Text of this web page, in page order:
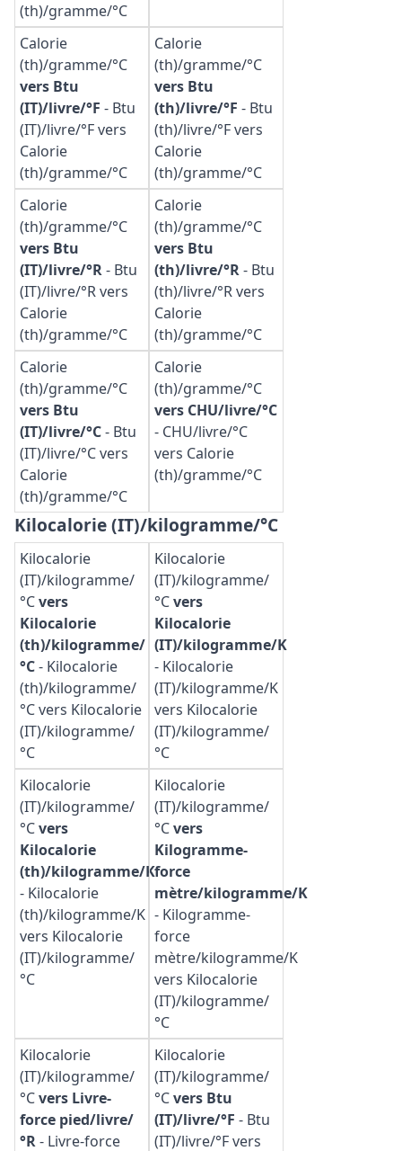
(th)/gramme/°C
Calorie
(th)/gramme/°C
vers Btu
(IT)/livre/°F - Btu
(IT)/livre/°F vers
Calorie
(th)/gramme/°C
Calorie
(th)/gramme/°C
vers Btu
(th)/livre/°F - Btu
(th)/livre/°F vers
Calorie
(th)/gramme/°C
Calorie
(th)/gramme/°C
vers Btu
(IT)/livre/°R- Btu
(IT)/livre/°R vers
Calorie
(th)/gramme/°C
Calorie
(th)/gramme/°C
vers Btu
(th)/livre/°R- Btu
(th)/livre/°R vers
Calorie
(th)/gramme/°C
Calorie
(th)/gramme/°C
vers Btu
(IT)/livre/°C- Btu
(IT)/livre/°C vers
Calorie
(th)/gramme/°C
Calorie
(th)/gramme/°C
vers CHU/livre/°C
- CHU/livre/°C
vers Calorie
(th)/gramme/°C
Kilocalorie (IT)/kilogramme/°C
Kilocalorie
(IT)/kilogramme/
°Cvers
Kilocalorie
(th)/kilogramme/
°C- Kilocalorie
(th)/kilogramme/
°C vers Kilocalorie
(IT)/kilogramme/
°C
Kilocalorie
(IT)/kilogramme/
°Cvers
Kilocalorie
(IT)/kilogramme/K
- Kilocalorie
(IT)/kilogramme/K
vers Kilocalorie
(IT)/kilogramme/
°C
Kilocalorie
(IT)/kilogramme/
°Cvers
Kilocalorie
(th)/kilogramme/K
- Kilocalorie
(th)/kilogramme/K
vers Kilocalorie
(IT)/kilogramme/
°C
Kilocalorie
(IT)/kilogramme/
°Cvers
Kilogramme-
force
mètre/kilogramme/K
- Kilogramme-
force
mètre/kilogramme/K
vers Kilocalorie
(IT)/kilogramme/
°C
Kilocalorie
(IT)/kilogramme/
°Cvers Livre-
force pied/livre/
°R- Livre-force
Kilocalorie
(IT)/kilogramme/
°Cvers Btu
(IT)/livre/°F - Btu
(IT)/livre/°F vers